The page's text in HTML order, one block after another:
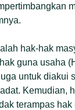
hak-hak
guna usaha
untuk diakui
Kemudian,
terampas hak